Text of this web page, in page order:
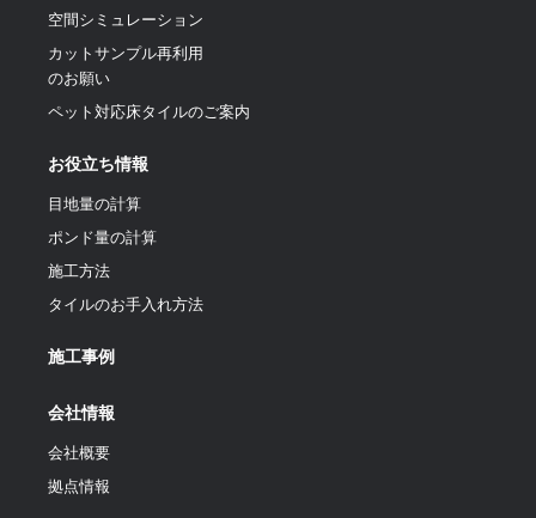
空間シミュレーション
カットサンプル再利用
のお願い
ペット対応床タイルのご案内
お役立ち情報
目地量の計算
ポンド量の計算
施工方法
タイルのお手入れ方法
施工事例
会社情報
会社概要
拠点情報